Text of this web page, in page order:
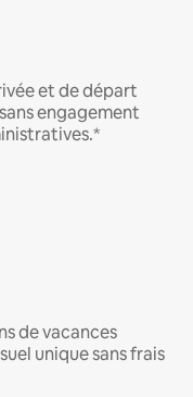
et de départ
engagement
de vacances
unique sans frais